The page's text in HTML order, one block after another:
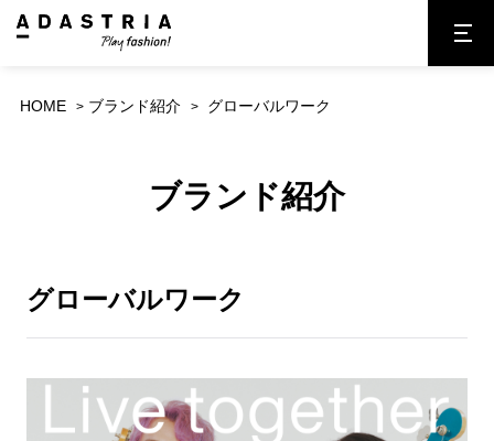
HOME ブランド紹介 グローバルワーク
ブランド紹介
グローバルワーク